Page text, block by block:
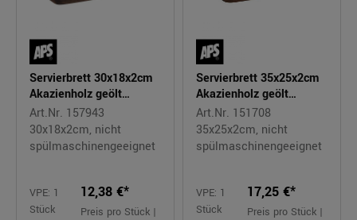
Servierbrett 30x18x2cm
Akazienholz geölt
VELVET
Art.Nr. 157943
30x18x2cm, nicht
spülmaschinengeeignet
VPE: 1
Stück
12,38 €*
Preis pro Stück |
Servierbrett 35x25x2cm
Akazienholz geölt
VELVET
Art.Nr. 151708
35x25x2cm, nicht
spülmaschinengeeignet
VPE: 1
Stück
17,25 €*
Preis pro Stück |